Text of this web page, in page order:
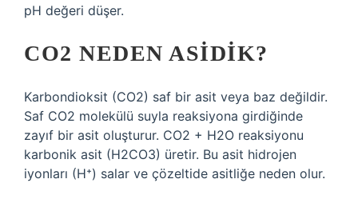
pH değeri düşer.
CO2 NEDEN ASIDIK?
Karbondioksit (CO2) saf bir asit veya baz değildir.
Saf CO2 molekülü suyla reaksiyona girdiğinde
zayıf bir asit oluşturur. CO2 + H2O reaksiyonu
karbonik asit (H2CO3) üretir. Bu asit hidrojen
iyonları (H⁺) salar ve çözeltide asitliğe neden olur.